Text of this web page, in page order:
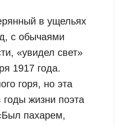
в ущельях
с обычаями
«увидел свет»
1917 года.
горя, но эта
жизни поэта
пахарем,